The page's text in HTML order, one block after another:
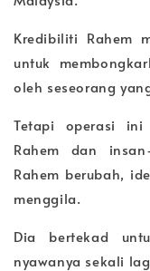
Kredibiliti Rahem
untuk
oleh seseorang
Tetapi operasi
Rahem dan
Rahem berubah,
menggila.
Dia bertekad
nyawanya sekali